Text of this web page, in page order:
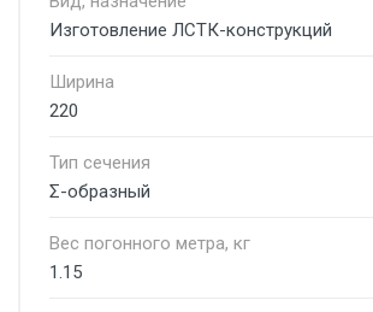
Изготовление ЛСТК-конструкций
Ширина
220
Тип сечения
Σ-образный
Вес погонного метра, кг
1.15